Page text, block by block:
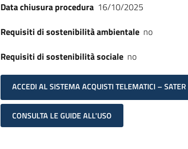
Data chiusura procedura 16/10/2025
Requisiti di sostenibilità ambientale no
Requisiti di sostenibilità sociale no
ACCEDI AL SISTEMA ACQUISTI TELEMATICI – SATER
CONSULTA LE GUIDE ALL'USO